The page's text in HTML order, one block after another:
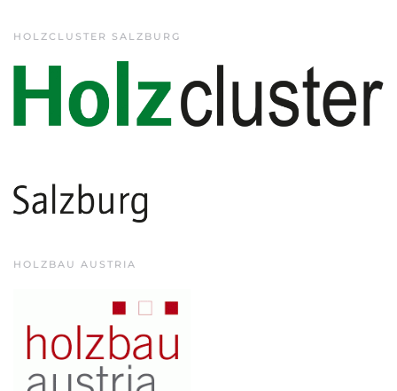
HOLZCLUSTER SALZBURG
HOLZBAU AUSTRIA